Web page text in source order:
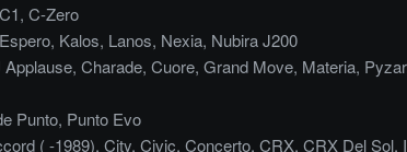
C-Zero
Kalos, Lanos, Nexia, Nubira J200
Applause, Charade, Cuore, Grand Move, Materia,
Punto, Punto Evo
( -1989), City, Civic, Concerto, CRX, CRX Del Sol,